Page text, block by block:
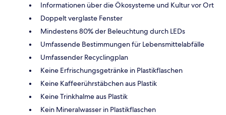
Informationen über die Ökosysteme und Kultur vor Ort
Doppelt verglaste Fenster
Mindestens 80% der Beleuchtung durch LEDs
Umfassende Bestimmungen für Lebensmittelabfälle
Umfassender Recyclingplan
Keine Erfrischungsgetränke in Plastikflaschen
Keine Kaffeerührstäbchen aus Plastik
Keine Trinkhalme aus Plastik
Kein Mineralwasser in Plastikflaschen